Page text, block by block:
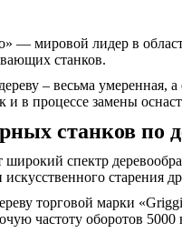
— мировой лидер в
станков.
– весьма умеренная,
и в процессе замены
станков по
спектр
искусственного
торговой марки
частоту оборотов